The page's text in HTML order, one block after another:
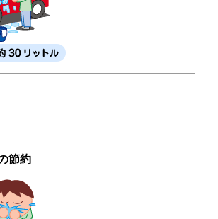
節約